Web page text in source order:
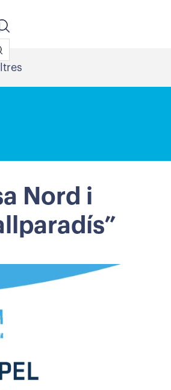
Nord i